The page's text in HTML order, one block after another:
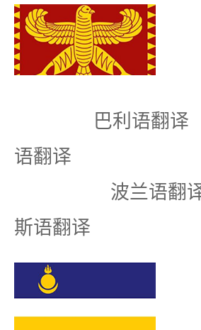
巴利语
语翻译
波兰
斯语翻译